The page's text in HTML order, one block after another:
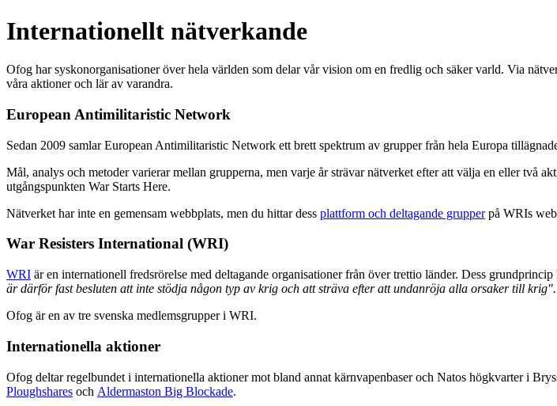
Internationellt nätverkande
Ofog har syskonorganisationer över hela världen som delar vår vision om en fredlig och säker varld. Via
våra aktioner och lär av varandra.
European Antimilitaristic Network
Sedan 2009 samlar European Antimilitaristic Network ett brett spektrum av grupper från hela Europa
Mål, analys och metoder varierar mellan grupperna, men varje år strävar nätverket efter att välja en eller två
utgångspunkten War Starts Here.
Nätverket har inte en gemensam webbplats, men du hittar dess plattform och deltagande grupperpå WRIs
War Resisters International (WRI)
WRI är en internationell fredsrörelse med deltagande organisationer från över trettio länder. Dess
är därför fast besluten att inte stödja någon typ av krig och att sträva efter att undanröja alla orsaker till krig".
Ofog är en av tre svenska medlemsgrupper i WRI.
Internationella aktioner
Ofog deltar regelbundet i internationella aktioner mot bland annat kärnvapenbaser och Natos högkvarter i
Ploughshares och Aldermaston Big Blockade.